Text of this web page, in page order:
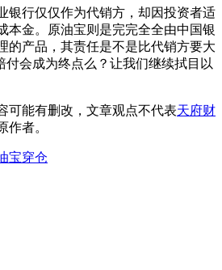
银行仅仅作为代销方，却因投资者适
本金。原油宝则是完完全全由中国银
的产品，其责任是不是比代销方要大
付会成为终点么？让我们继续拭目以
可能有删改，文章观点不代表天府财
作者。
宝穿仓